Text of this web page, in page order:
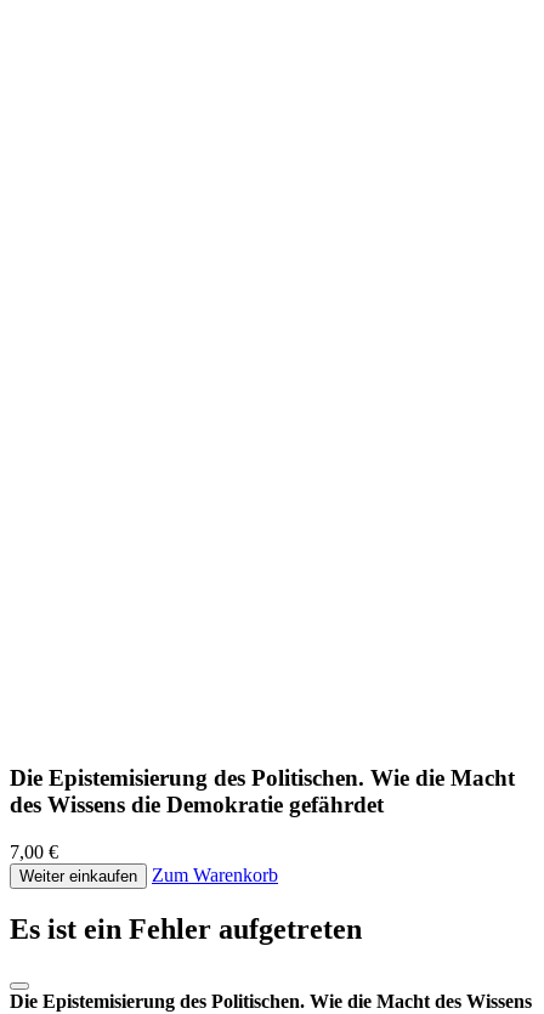
Die Epistemisierung des Politischen. Wie die Macht
des Wissens die Demokratie gefährdet
7,00 €
Weiter einkaufen Zum Warenkorb
Es ist ein Fehler aufgetreten
Die Epistemisierung des Politischen. Wie die Macht des Wissens